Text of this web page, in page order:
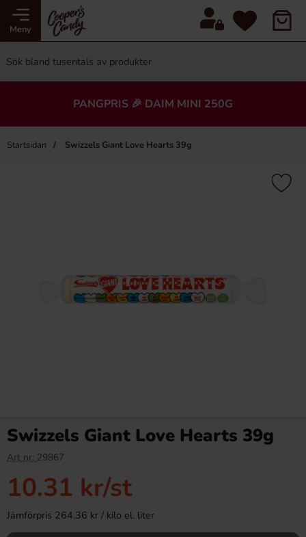
Meny
PANGPRIS 🎉 DAIM MINI 250G
Startsidan Swizzels Giant Love Hearts 39g
Swizzels Giant Love Hearts 39g
Art nr: 29867
10.31 kr/st
Jämförpris 264.36 kr / kilo el. liter